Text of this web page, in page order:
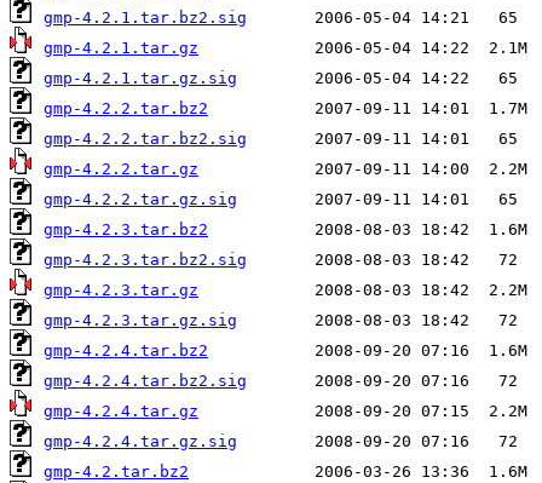
gmp-4.2.1.tar.bz2.sig
gmp-4.2.1.tar.gz
gmp-4.2.1.tar.gz.sig
gmp-4.2.2.tar.bz2
gmp-4.2.2.tar.bz2.sig
gmp-4.2.2.tar.gz
gmp-4.2.2.tar.gz.sig
gmp-4.2.3.tar.bz2
gmp-4.2.3.tar.bz2.sig
gmp-4.2.3.tar.gz
gmp-4.2.3.tar.gz.sig
gmp-4.2.4.tar.bz2
gmp-4.2.4.tar.bz2.sig
gmp-4.2.4.tar.gz
gmp-4.2.4.tar.gz.sig
gmp-4.2.tar.bz2